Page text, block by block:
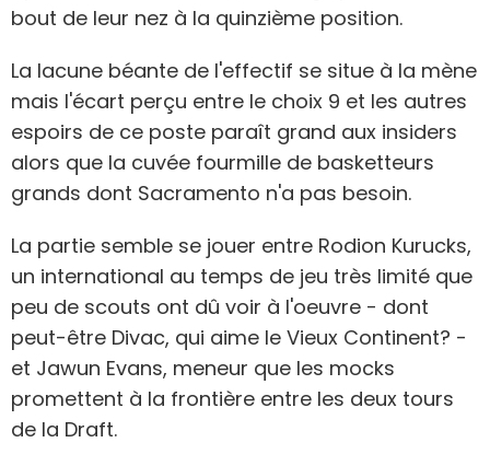
bout de leur nez à la quinzième position.
La lacune béante de l'effectif se situe à la mène
mais l'écart perçu entre le choix 9 et les autres
espoirs de ce poste paraît grand aux insiders
alors que la cuvée fourmille de basketteurs
grands dont Sacramento n'a pas besoin.
La partie semble se jouer entre Rodion Kurucks,
un international au temps de jeu très limité que
peu de scouts ont dû voir à l'oeuvre - dont
peut-être Divac, qui aime le Vieux Continent? -
et Jawun Evans, meneur que les mocks
promettent à la frontière entre les deux tours
de la Draft.